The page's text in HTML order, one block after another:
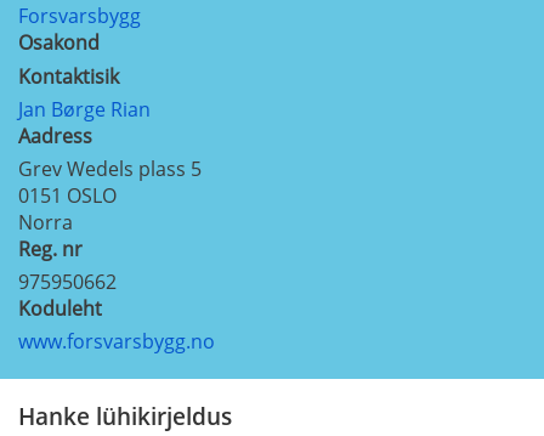
Forsvarsbygg
Osakond
Kontaktisik
Jan Børge Rian
Aadress
Grev Wedels plass 5
0151 OSLO
Norra
Reg. nr
975950662
Koduleht
www.forsvarsbygg.no
Hanke lühikirjeldus